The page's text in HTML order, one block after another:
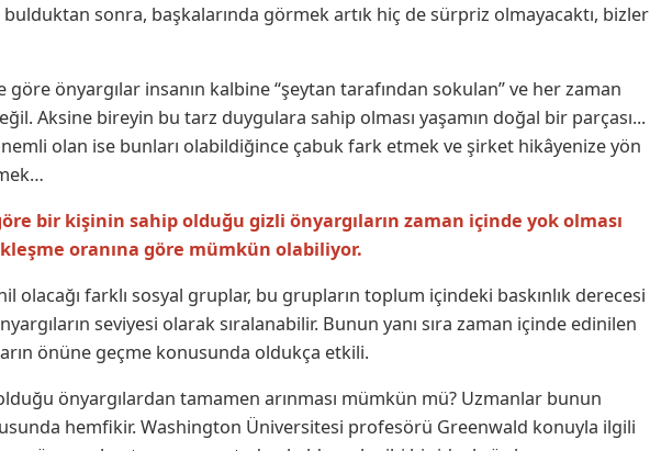
bulduktan sonra, başkalarında görmek artık hiç de sürpriz olmayacaktı, bizler
önyargılar insanın kalbine “şeytan tarafından sokulan” ve her zaman
Aksine bireyin bu tarz duygulara sahip olması yaşamın doğal bir parçası...
olan ise bunları olabildiğince çabuk fark etmek ve şirket hikâyenize yön
bir kişinin sahip olduğu gizli önyargıların zaman içinde yok olması
oranına göre mümkün olabiliyor.
olacağı farklı sosyal gruplar, bu grupların toplum içindeki baskınlık derecesi
seviyesi olarak sıralanabilir. Bunun yanı sıra zaman içinde edinilen
önüne geçme konusunda oldukça etkili.
önyargılardan tamamen arınması mümkün mü? Uzmanlar bunun
hemfikir. Washington Üniversitesi profesörü Greenwald konuyla ilgili